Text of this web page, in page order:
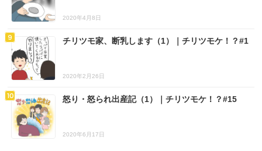
2020年4月8日
チリツモ家、断乳します（1）｜チリツモケ！？#1
2020年2月26日
怒り・怒られ出産記（1）｜チリツモケ！？#15
2020年6月17日